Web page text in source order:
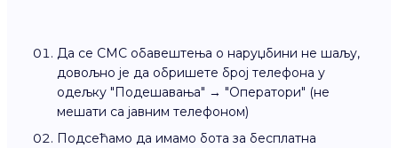
Да се СМС обавештења о наруџбини не шаљу,
довољно је да обришете број телефона у
одељку "Подешавања" → "Оператори" (не
мешати са јавним телефоном)
Подсећамо да имамо бота за бесплатна